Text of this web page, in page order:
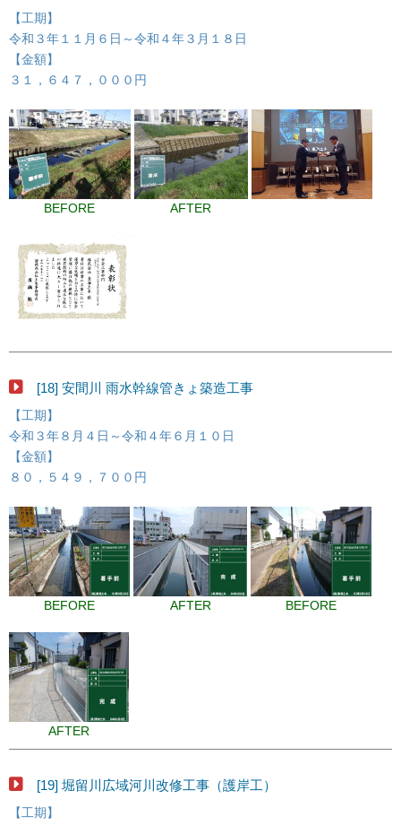
【工期】
令和３年１１月６日～令和４年３月１８日
【金額】
３１，６４７，０００円
BEFORE AFTER
[18] 安間川 雨水幹線管きょ築造工事
【工期】
令和３年８月４日～令和４年６月１０日
【金額】
８０，５４９，７００円
BEFORE AFTER BEFORE
AFTER
[19] 堀留川広域河川改修工事（護岸工）
【工期】